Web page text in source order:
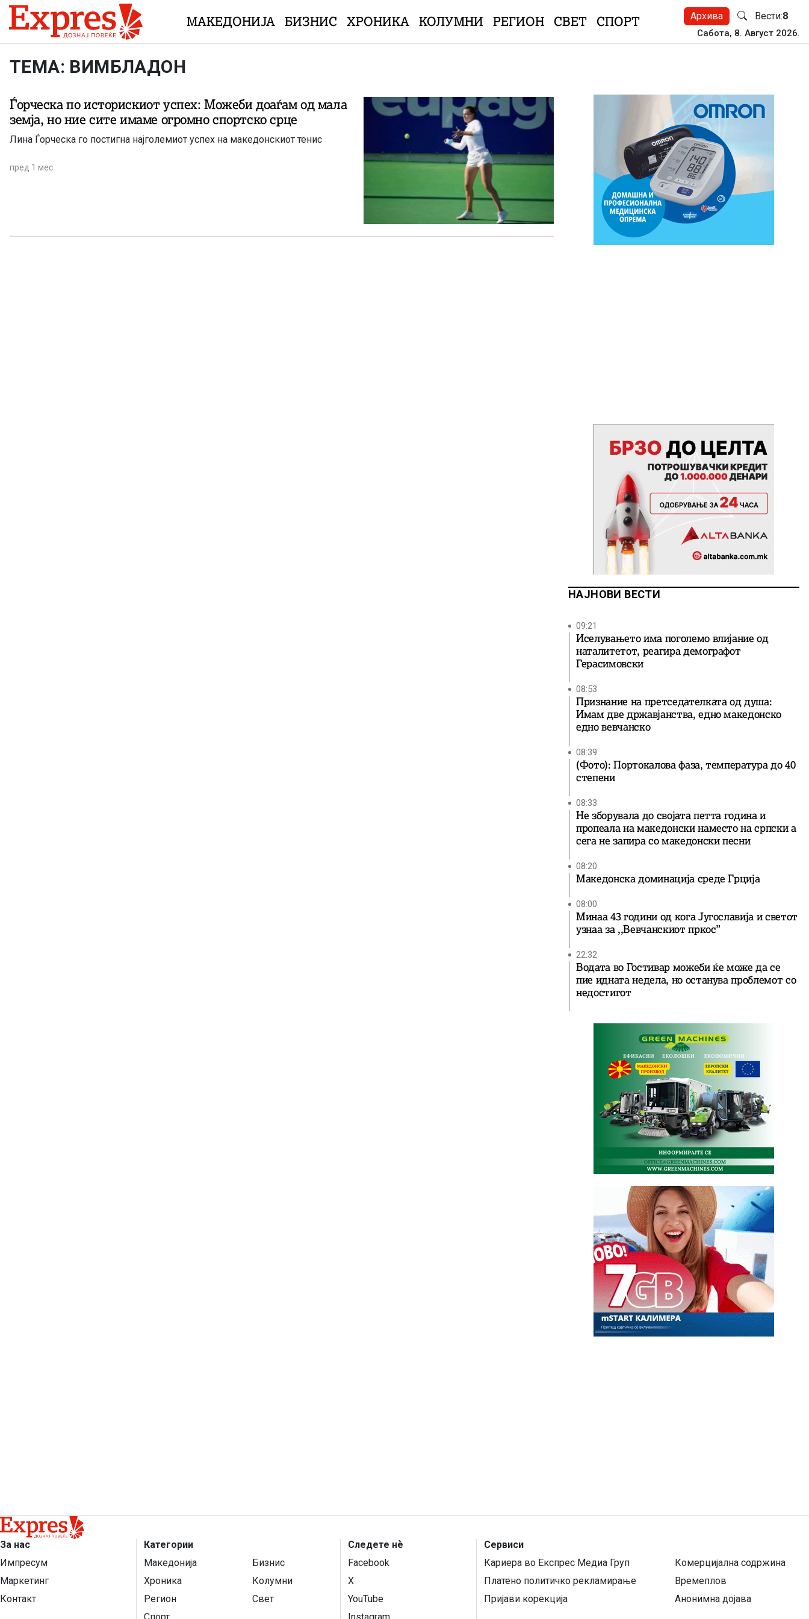
Skip to content
МАКЕДОНИЈА БИЗНИС ХРОНИКА КОЛУМНИ РЕГИОН СВЕТ СПОРТ Архива Вести:8
Сабота, 8. Август 2026.
ТЕМА: ВИМБЛАДОН
Ѓорческа по историскиот успех: Можеби доаѓам од мала
земја, но ние сите имаме огромно спортско срце
Лина Ѓорческа го постигна најголемиот успех на македонскиот тенис
пред 1 мес.
НАЈНОВИ ВЕСТИ
09:21
Иселувањето има поголемо влијание од
наталитетот, реагира демографот
Герасимовски
08:53
Признание на претседателката од душа:
Имам две државјанства, едно македонско
едно вевчанско
08:39
(Фото): Портокалова фаза, температура до 40
степени
08:33
Не зборувала до својата петта година и
пропеала на македонски наместо на српски а
сега не запира со македонски песни
08:20
Македонска доминација среде Грција
08:00
Минаа 43 години од кога Југославија и светот
узнаа за ,,Вевчанскиот пркос”
22:32
Водата во Гостивар можеби ќе може да се
пие идната недела, но останува проблемот со
недостигот
За нас
Импресум
Маркетинг
Контакт
Категории
Македонија
Бизнис
Хроника
Колумни
Регион
Свет
Следете нѐ
Facebook
X
YouTube
Сервиси
Кариера во Експрес Медиа Груп
Комерцијална содржина
Платено политичко рекламирање
Времеплов
Пријави корекција
Анонимна дојава